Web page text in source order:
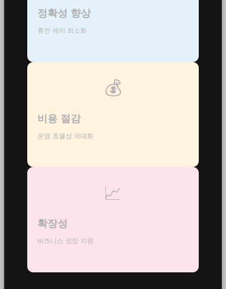
정확성 향상
휴먼 에러 최소화
💰
비용 절감
운영 효율성 극대화
📈
확장성
비즈니스 성장 지원